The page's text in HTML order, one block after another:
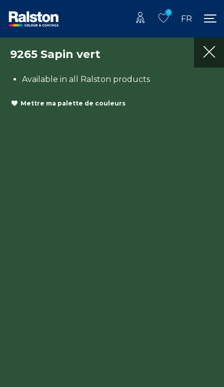
0
FR
9265 Sapin vert
Available in all Ralston products
Mettre ma palette de couleurs